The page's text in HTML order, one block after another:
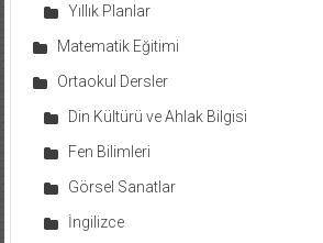
Yıllık Planlar
Matematik Eğitimi
Ortaokul Dersler
Din Kültürü ve Ahlak Bilgisi
Fen Bilimleri
Görsel Sanatlar
İngilizce